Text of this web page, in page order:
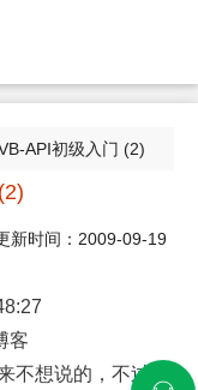
API初级入门 (2)
时间：2009-09-19
客
想说的，不过